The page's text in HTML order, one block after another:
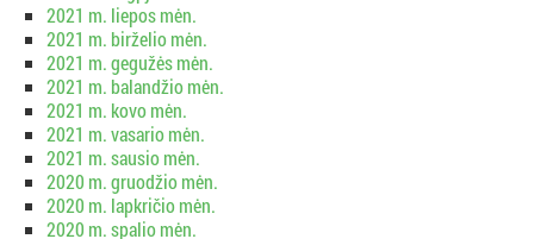
2021 m. liepos mėn.
2021 m. birželio mėn.
2021 m. gegužės mėn.
2021 m. balandžio mėn.
2021 m. kovo mėn.
2021 m. vasario mėn.
2021 m. sausio mėn.
2020 m. gruodžio mėn.
2020 m. lapkričio mėn.
2020 m. spalio mėn.